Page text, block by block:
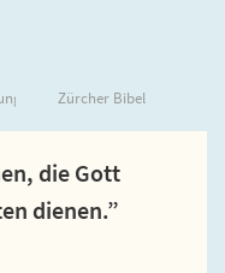
Zürcher Bibel
die Gott
dienen.”